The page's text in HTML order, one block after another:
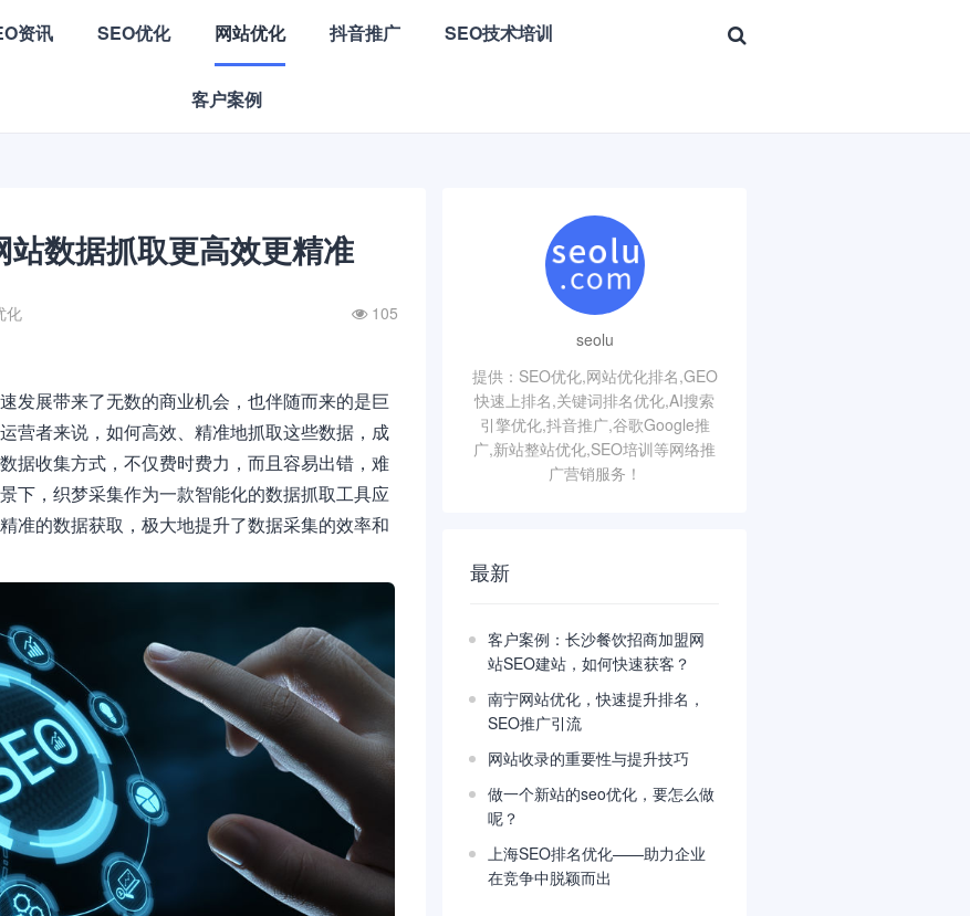
资讯 SEO优化 网站优化 抖音推广 SEO技术培训
客户案例
数据抓取更高效更精准
化 105
发展带来了无数的商业机会，也伴随而来的是巨
营者来说，如何高效、精准地抓取这些数据，成
据收集方式，不仅费时费力，而且容易出错，难
下，织梦采集作为一款智能化的数据抓取工具应
准的数据获取，极大地提升了数据采集的效率和
seolu
提供：SEO优化,网站优化排名,GEO
快速上排名,关键词排名优化,AI搜索
引擎优化,抖音推广,谷歌Google推
广,新站整站优化,SEO培训等网络推
广营销服务！
最新
客户案例：长沙餐饮招商加盟网
站SEO建站，如何快速获客？
南宁网站优化，快速提升排名，
SEO推广引流
网站收录的重要性与提升技巧
做一个新站的seo优化，要怎么做
呢？
上海SEO排名优化——助力企业
在竞争中脱颖而出